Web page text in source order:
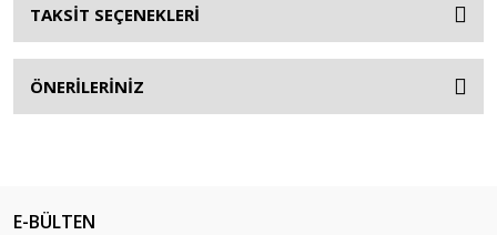
TAKSİT SEÇENEKLERİ
ÖNERİLERİNİZ
E-BÜLTEN